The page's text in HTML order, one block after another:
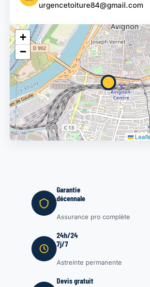
urgencetoiture84@gmail.com
+
−
Garantie
décennale
Assurance pro complète
24h/24
7j/7
Astreinte permanente
Devis gratuit